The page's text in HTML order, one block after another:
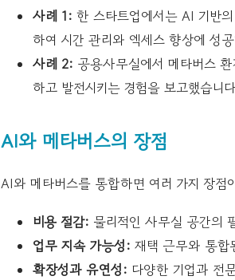
사례 1: 한 스타트업에서는 AI 기반
하여 시간 관리와 엑세스 향상에 성
사례 2: 공용사무실에서 메타버스
하고 발전시키는 경험을 보고했습니
AI와 메타버스의 장점
AI와 메타버스를 통합하면 여러 가지 장점
비용 절감: 물리적인 사무실 공간의
업무 지속 가능성: 재택 근무와 통합
확장성과 유연성: 다양한 기업과 전